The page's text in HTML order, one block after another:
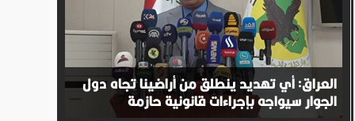
العراق: أي تهديد ينطلق من أراضينا تجاه دول
الجوار سيواجه بإجراءات قانونية حازمة